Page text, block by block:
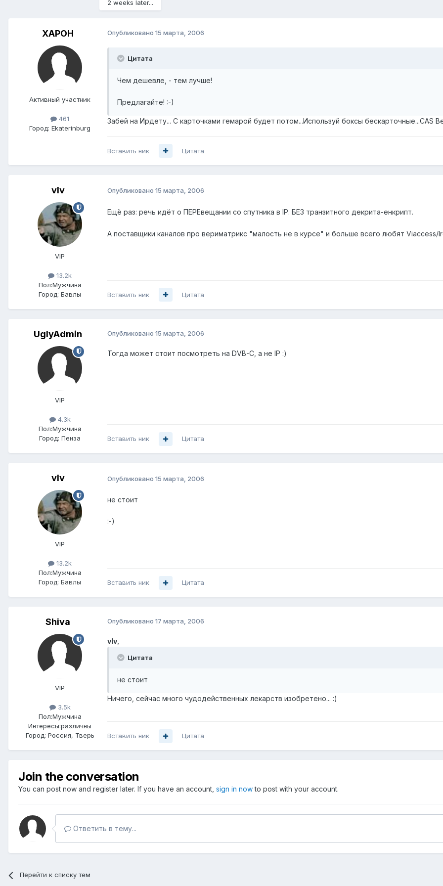
2 weeks later...
XAPOH
Активный участник
461
Город: Ekaterinburg
Опубликовано 15 марта, 2006
Цитата
Чем дешевле, - тем лучше!
Предлагайте! :-)
Забей на Ирдету... С карточками гемарой будет потом...Используй боксы бескарточные...CAS
Вставить ник Цитата
vIv
VIP
13.2k
Пол:Мужчина
Город: Бавлы
Опубликовано 15 марта, 2006
Ещё раз: речь идёт о ПЕРЕвещании со спутника в IP. БЕЗ транзитного декрита-енкрипт.
А поставщики каналов про вериматрикс "малость не в курсе" и больше всего любят Viaccess/
Вставить ник Цитата
UglyAdmin
VIP
4.3k
Пол:Мужчина
Город: Пенза
Опубликовано 15 марта, 2006
Тогда может стоит посмотреть на DVB-C, а не IP :)
Вставить ник Цитата
vIv
VIP
13.2k
Пол:Мужчина
Город: Бавлы
Опубликовано 15 марта, 2006
не стоит
:-)
Вставить ник Цитата
Shiva
VIP
3.5k
Пол:Мужчина
Интересы:различны
Город: Россия, Тверь
Опубликовано 17 марта, 2006
vIv
Цитата
не стоит
Ничего, сейчас много чудодейственных лекарств изобретено... :)
Вставить ник Цитата
Join the conversation
You can post now and register later. If you have an account, sign in nowto post with your account.
Ответить в тему...
Перейти к списку тем